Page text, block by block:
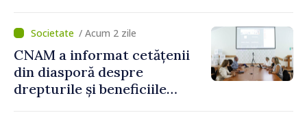
/ Acum 2 zile
CNAM a informat cetățenii
din diasporă despre
drepturile și beneficiile